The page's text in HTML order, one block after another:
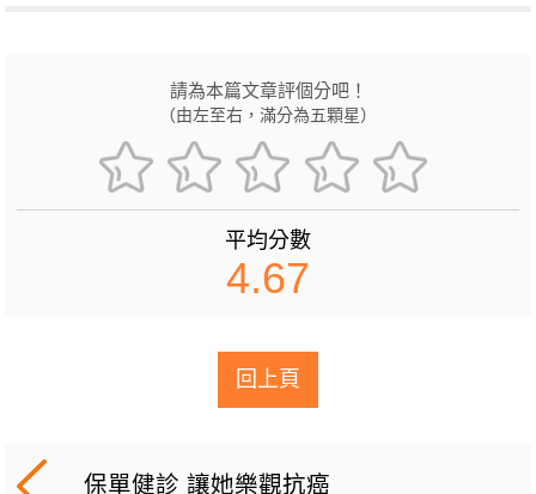
請為本篇文章評個分吧！
（由左至右，滿分為五顆星）
平均分數
4.67
回上頁
保單健診 讓她樂觀抗癌